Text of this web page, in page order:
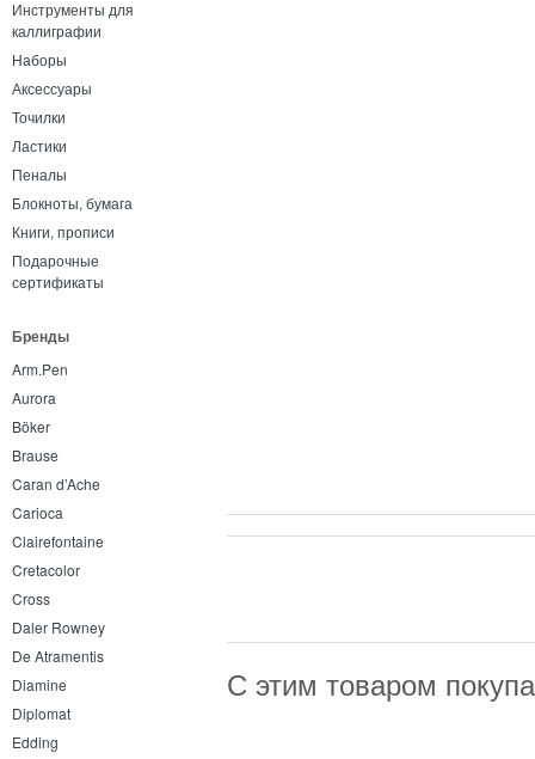
Инструменты для
каллиграфии
Наборы
Аксессуары
Точилки
Ластики
Пеналы
Блокноты, бумага
Книги, прописи
Подарочные
сертификаты
Бренды
Arm.Pen
Aurora
Böker
Brause
Caran d’Ache
Carioca
Clairefontaine
Cretacolor
Cross
Daler Rowney
De Atramentis
Diamine
Diplomat
Edding
С этим товаром